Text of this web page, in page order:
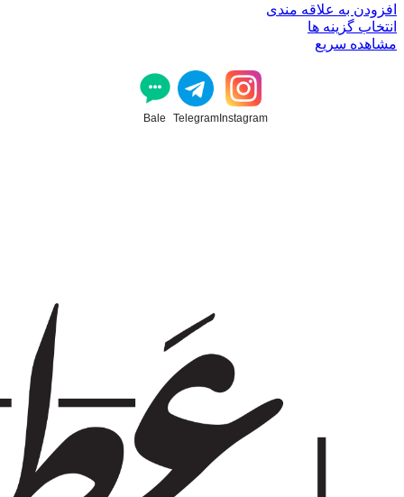
افزودن به علاقه مندی
انتخاب گزینه ها
مشاهده سریع
Instagram
Telegram
Bale